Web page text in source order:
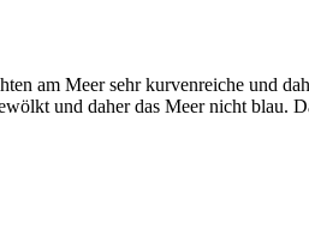
am Meer sehr kurvenreiche und
und daher das Meer nicht blau.